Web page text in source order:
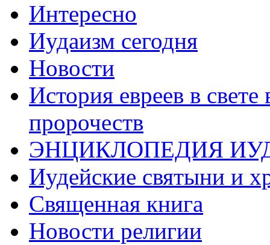
Интересно
Иудаизм сегодня
Новости
История евреев в
пророчеств
ЭНЦИКЛОПЕДИЯ
Иудейские святыни и
Священная книга
Новости религии